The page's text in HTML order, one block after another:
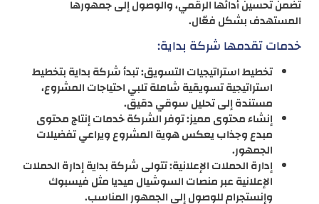
تضمن تحسين أدائها الرقمي، والوصول إلى جمهورها
المستهدف بشكل فعّال.
خدمات تقدمها شركة بداية:
تخطيط استراتيجيات التسويق: تبدأ شركة بداية بتخطيط
استراتيجية تسويقية شاملة تلبي احتياجات المشروع،
مستندة إلى تحليل سوقي دقيق.
إنشاء محتوى مميز: توفر الشركة خدمات إنتاج محتوى
مبدع وجذاب يعكس هوية المشروع ويراعي تفضيلات
الجمهور.
إدارة الحملات الإعلانية: تتولى شركة بداية إدارة الحملات
الإعلانية عبر منصات السوشيال ميديا مثل فيسبوك
وإنستجرام للوصول إلى الجمهور المناسب.